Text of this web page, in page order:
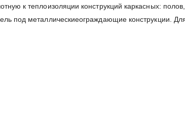
к теплоизоляции конструкций каркасных:
под металлическиеограждающие конструкции.